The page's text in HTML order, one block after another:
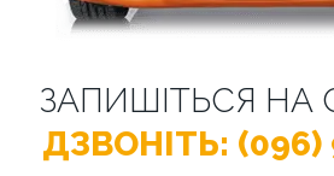
ЗАПИШІТЬСЯ НА
ДЗВОНІТЬ: (096)